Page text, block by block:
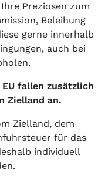
Preziosen zum
Beleihung
gerne innerhalb
auch bei
fallen zusätzlich
Zielland an.
Zielland, dem
für das
individuell